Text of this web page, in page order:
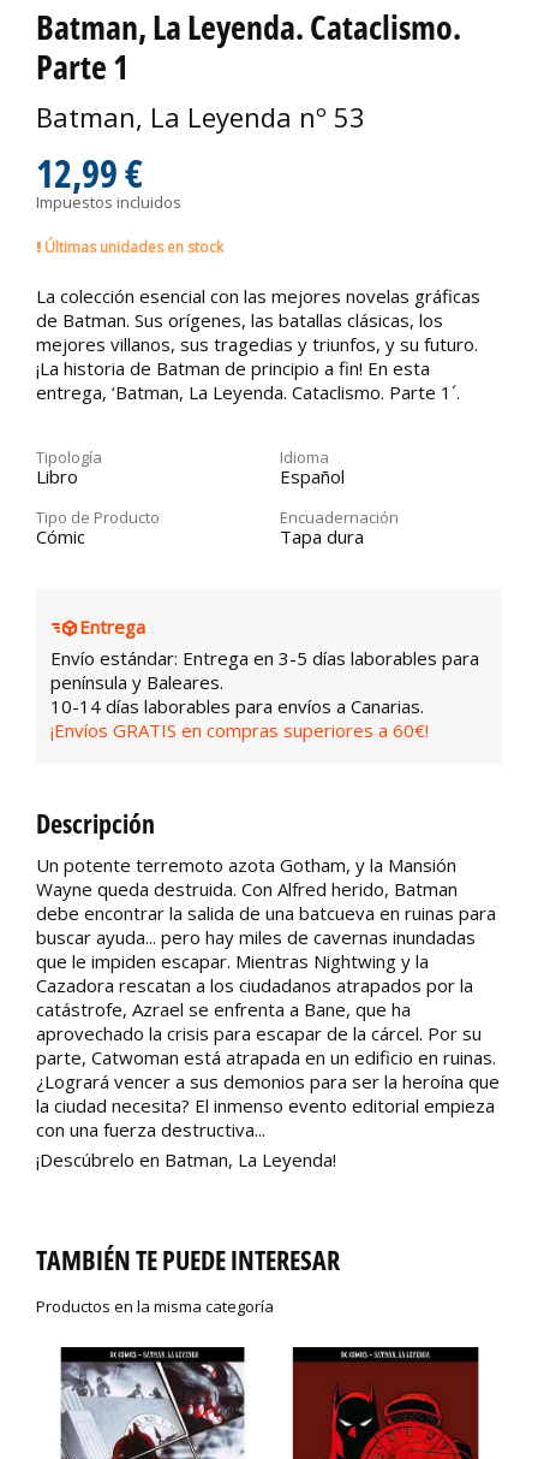
Batman, La Leyenda. Cataclismo.
Parte 1
Batman, La Leyenda nº 53
12,99 €
Impuestos incluidos
Últimas unidades en stock
La colección esencial con las mejores novelas gráficas
de Batman. Sus orígenes, las batallas clásicas, los
mejores villanos, sus tragedias y triunfos, y su futuro.
¡La historia de Batman de principio a fin! En esta
entrega, ‘Batman, La Leyenda. Cataclismo. Parte 1´.
Tipología
Libro
Idioma
Español
Tipo de Producto
Cómic
Encuadernación
Tapa dura
Entrega
Envío estándar: Entrega en 3-5 días laborables para
península y Baleares.
10-14 días laborables para envíos a Canarias.
¡Envíos GRATIS en compras superiores a 60€!
Descripción
Un potente terremoto azota Gotham, y la Mansión
Wayne queda destruida. Con Alfred herido, Batman
debe encontrar la salida de una batcueva en ruinas para
buscar ayuda... pero hay miles de cavernas inundadas
que le impiden escapar. Mientras Nightwing y la
Cazadora rescatan a los ciudadanos atrapados por la
catástrofe, Azrael se enfrenta a Bane, que ha
aprovechado la crisis para escapar de la cárcel. Por su
parte, Catwoman está atrapada en un edificio en ruinas.
¿Logrará vencer a sus demonios para ser la heroína que
la ciudad necesita? El inmenso evento editorial empieza
con una fuerza destructiva...
¡Descúbrelo en Batman, La Leyenda!
TAMBIÉN TE PUEDE INTERESAR
Productos en la misma categoría